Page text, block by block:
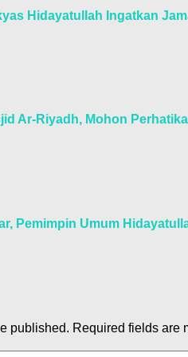
Hidayatullah Ingatkan
Ar-Riyadh, Mohon
Pemimpin Umum
published. Required fields are